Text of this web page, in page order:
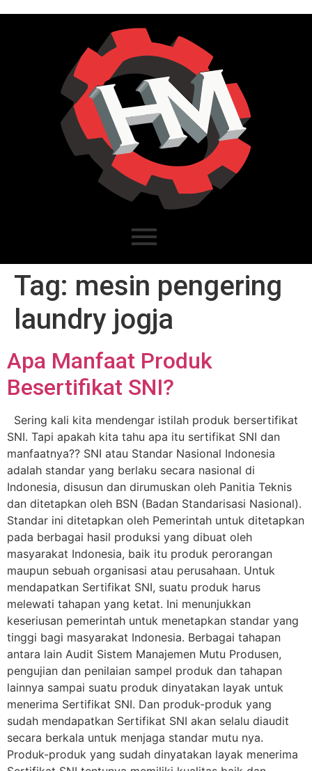
Tag: mesin pengering
laundry jogja
Apa Manfaat Produk
Besertifikat SNI?
Sering kali kita mendengar istilah produk bersertifikat
SNI. Tapi apakah kita tahu apa itu sertifikat SNI dan
manfaatnya?? SNI atau Standar Nasional Indonesia
adalah standar yang berlaku secara nasional di
Indonesia, disusun dan dirumuskan oleh Panitia Teknis
dan ditetapkan oleh BSN (Badan Standarisasi Nasional).
Standar ini ditetapkan oleh Pemerintah untuk ditetapkan
pada berbagai hasil produksi yang dibuat oleh
masyarakat Indonesia, baik itu produk perorangan
maupun sebuah organisasi atau perusahaan. Untuk
mendapatkan Sertifikat SNI, suatu produk harus
melewati tahapan yang ketat. Ini menunjukkan
keseriusan pemerintah untuk menetapkan standar yang
tinggi bagi masyarakat Indonesia. Berbagai tahapan
antara lain Audit Sistem Manajemen Mutu Produsen,
pengujian dan penilaian sampel produk dan tahapan
lainnya sampai suatu produk dinyatakan layak untuk
menerima Sertifikat SNI. Dan produk-produk yang
sudah mendapatkan Sertifikat SNI akan selalu diaudit
secara berkala untuk menjaga standar mutu nya.
Produk-produk yang sudah dinyatakan layak menerima